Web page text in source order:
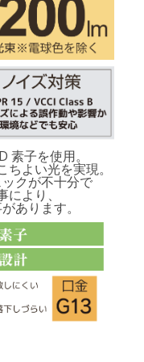
素子を使用。
よい光を実現。
クが不十分で
より、
あります。